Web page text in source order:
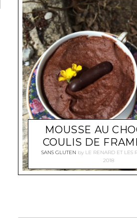
MOUSSE AU
COULIS DE
SANS GLUTEN by LE RENARD ET LES
2018